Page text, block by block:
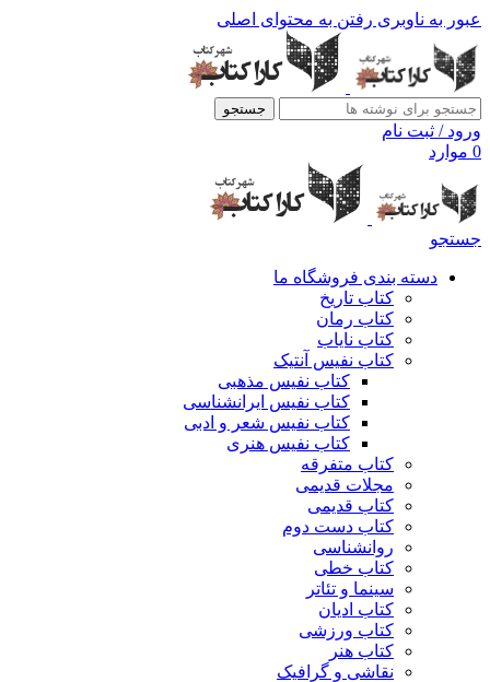
عبور به ناوبری رفتن به محتوای اصلی
جستجو
ورود / ثبت نام
0 موارد
جستجو
دسته بندی فروشگاه ما
کتاب تاریخ
کتاب رمان
کتاب نایاب
کتاب نفیس آنتیک
کتاب نفیس مذهبی
کتاب نفیس ایرانشناسی
کتاب نفیس شعر و ادبی
کتاب نفیس هنری
کتاب متفرقه
مجلات قدیمی
کتاب قدیمی
کتاب دست دوم
روانشناسی
کتاب خطی
سینما و تئاتر
کتاب ادیان
کتاب ورزشی
کتاب هنر
نقاشی و گرافیک